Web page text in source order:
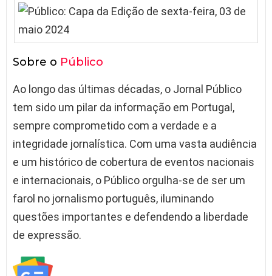
Sobre o Público
Ao longo das últimas décadas, o Jornal Público
tem sido um pilar da informação em Portugal,
sempre comprometido com a verdade e a
integridade jornalística. Com uma vasta audiência
e um histórico de cobertura de eventos nacionais
e internacionais, o Público orgulha-se de ser um
farol no jornalismo português, iluminando
questões importantes e defendendo a liberdade
de expressão.